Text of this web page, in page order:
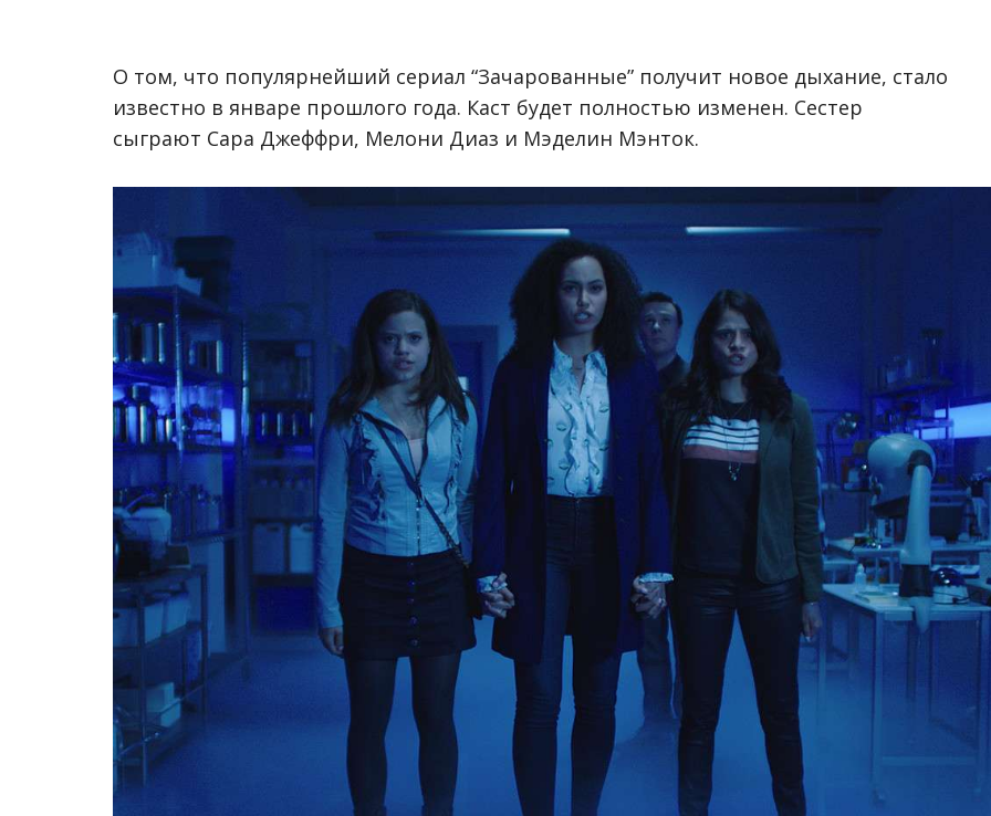
О том, что популярнейший сериал “Зачарованные” получит новое дыхание, стало
известно в январе прошлого года. Каст будет полностью изменен. Сестер
сыграют Сара Джеффри, Мелони Диаз и Мэделин Мэнток.